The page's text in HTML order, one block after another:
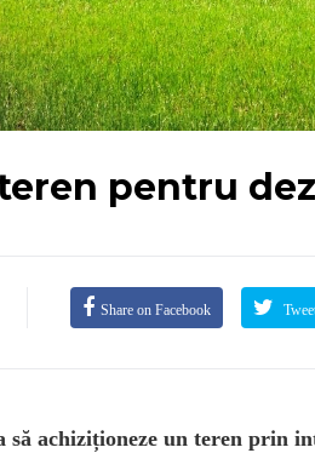
pentru
Share on Facebook
să achiziționeze un teren prin